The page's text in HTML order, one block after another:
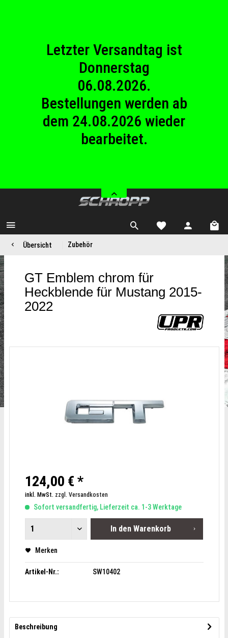
Letzter Versandtag ist
Donnerstag
06.08.2026.
Bestellungen werden ab
dem 24.08.2026 wieder
bearbeitet.
23.08.2026
Betriebsferien.
Übersicht Zubehör
GT Emblem chrom für
Heckblende für Mustang 2015-
2022
124,00 € *
inkl. MwSt. zzgl. Versandkosten
Sofort versandfertig, Lieferzeit ca. 1-3 Werktage
In den Warenkorb
Merken
Artikel-Nr.: SW10402
Beschreibung